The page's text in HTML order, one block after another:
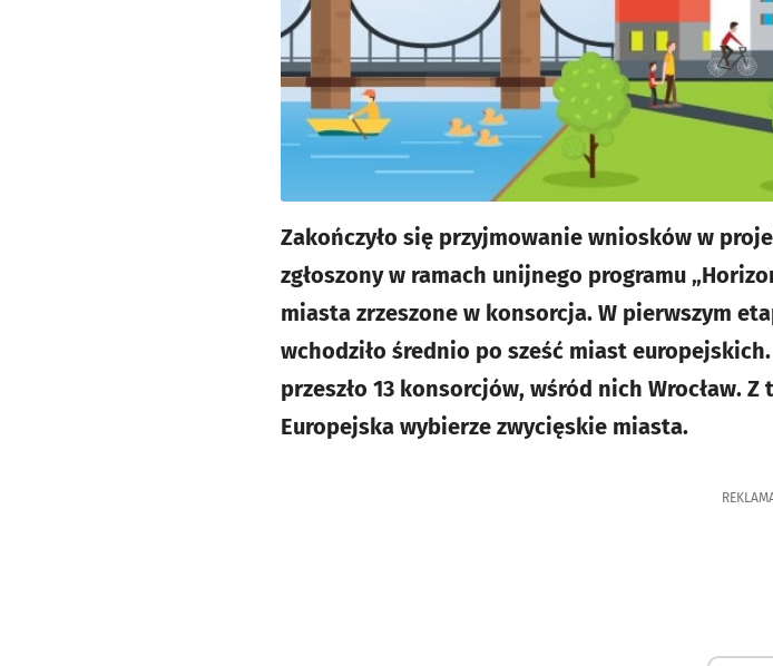
Zakończyło się przyjmowanie wniosków w
zgłoszony w ramach unijnego programu
miasta zrzeszone w konsorcja. W pierwszym
wchodziło średnio po sześć miast
przeszło 13 konsorcjów, wśród nich Wrocław.
Europejska wybierze zwycięskie miasta.